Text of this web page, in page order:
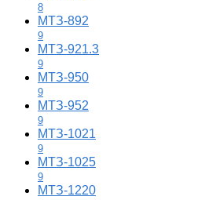
8
МТЗ-892
9
МТЗ-921.3
9
МТЗ-950
9
МТЗ-952
9
МТЗ-1021
9
МТЗ-1025
9
МТЗ-1220